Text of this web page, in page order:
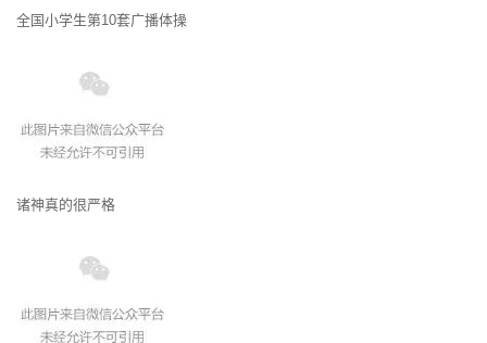
全国小学生第10套广播体操
诸神真的很严格